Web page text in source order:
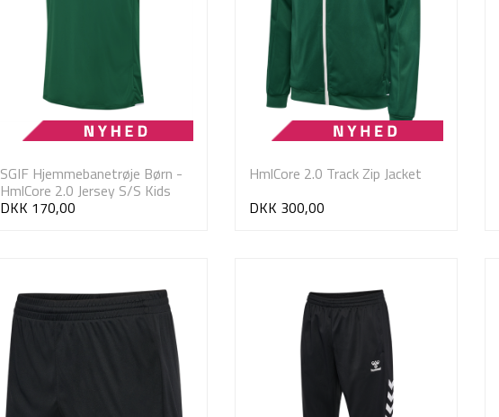
SGIF Hjemmebanetrøje Børn -
HmlCore 2.0 Jersey S/S Kids
DKK 170,00
HmlCore 2.0 Track Zip Jacket
DKK 300,00